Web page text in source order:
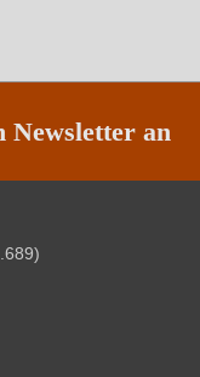
Newsletter an